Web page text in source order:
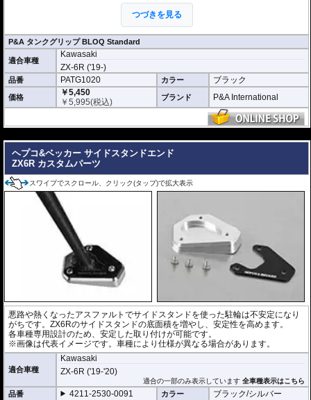
の3D形状に合わせて開発。マシンに最適な
形状・ポジションを実現しています。さら
に機能性を徹底的に追求した結果、このパ
ッドために専用に開発された特別な素材を使用しています。
「P&A タンクグリップ BLOQ Standard」 :
グリップの際にタンクサイズに違和感がなく、高い一体感を生み出していま
す。パッド表面には適度な摩擦抵抗があり、十分なグリップ性能と保護性能を
発揮します。
※取付キット付属 : 取り付けに便利なクリーニングクロス、脱脂用アルコール
シート、気泡の混入を防ぎ、きれいに仕上げるスキージがセットになっていま
す。
つづきを見る
P&A タンクグリップ BLOQ Standard
適合車種
Kawasaki
ZX-6R ('19-)
品番 PATG1020 カラー ブラック
価格
￥5,450
￥5,995(税込) ブランド P&A International
ヘプコ&ベッカー サイドスタンドエンド
ZX6R カスタムパーツ
スワイプでスクロール、クリック(タップ)で拡大表示
悪路や熱くなったアスファルトでサイドスタンドを使った駐輪は不安定になり
がちです。ZX6Rのサイドスタンドの底面積を増やし、安定性を高めます。
各車種専用設計のため、安定した取り付けが可能です。
※画像は代表イメージです。車種により仕様が異なる場合があります。
適合車種
Kawasaki
ZX-6R ('19-'20)
適合の一部のみ表示しています全車種表示はこちら
品番 4211-2530-0091 カラー ブラック/シルバー